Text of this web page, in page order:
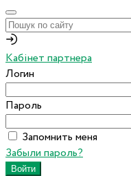
Кабінет партнера
Логин
Пароль
Запомнить меня
Забыли пароль?